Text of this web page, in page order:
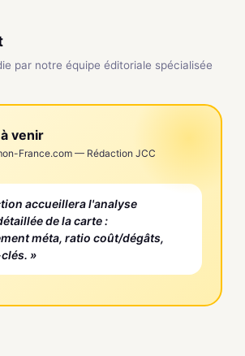
par notre équipe éditoriale spécialisée
venir
France.com — Rédaction JCC
accueillera l'analyse
de la carte :
méta, ratio coût/dégâts,
»